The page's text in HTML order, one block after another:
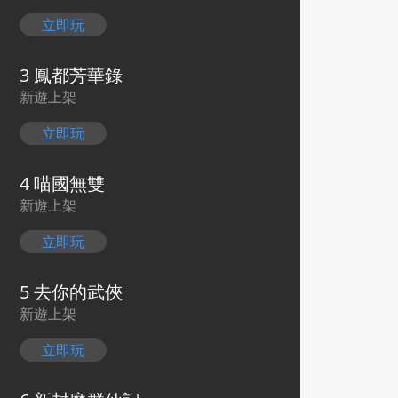
立即玩
3 鳳都芳華錄
新遊上架
立即玩
4 喵國無雙
新遊上架
立即玩
5 去你的武俠
新遊上架
立即玩